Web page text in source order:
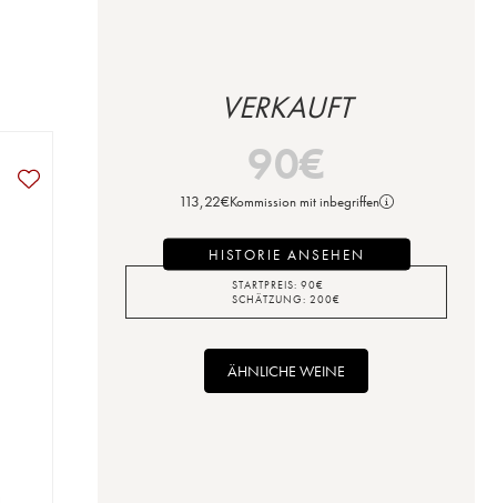
VERKAUFT
90€
113,22€Kommission mit inbegriffen
HISTORIE ANSEHEN
STARTPREIS: 90€
SCHÄTZUNG: 200€
ÄHNLICHE WEINE